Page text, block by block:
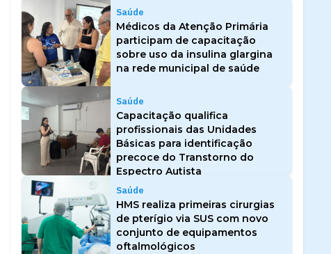
Saúde
Médicos da Atenção Primária
participam de capacitação
sobre uso da insulina glargina
na rede municipal de saúde
Saúde
Capacitação qualifica
profissionais das Unidades
Básicas para identificação
precoce do Transtorno do
Espectro Autista
Saúde
HMS realiza primeiras cirurgias
de pterígio via SUS com novo
conjunto de equipamentos
oftalmológicos